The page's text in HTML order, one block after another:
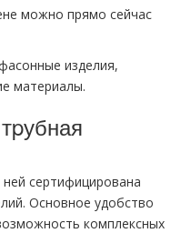
можно прямо сейчас
изделия,
материалы.
сертифицирована
Основное удобство
комплексных